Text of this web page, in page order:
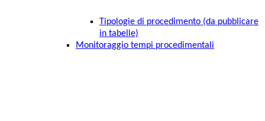
Tipologie di procedimento (da pubblicare
in tabelle)
Monitoraggio tempi procedimentali